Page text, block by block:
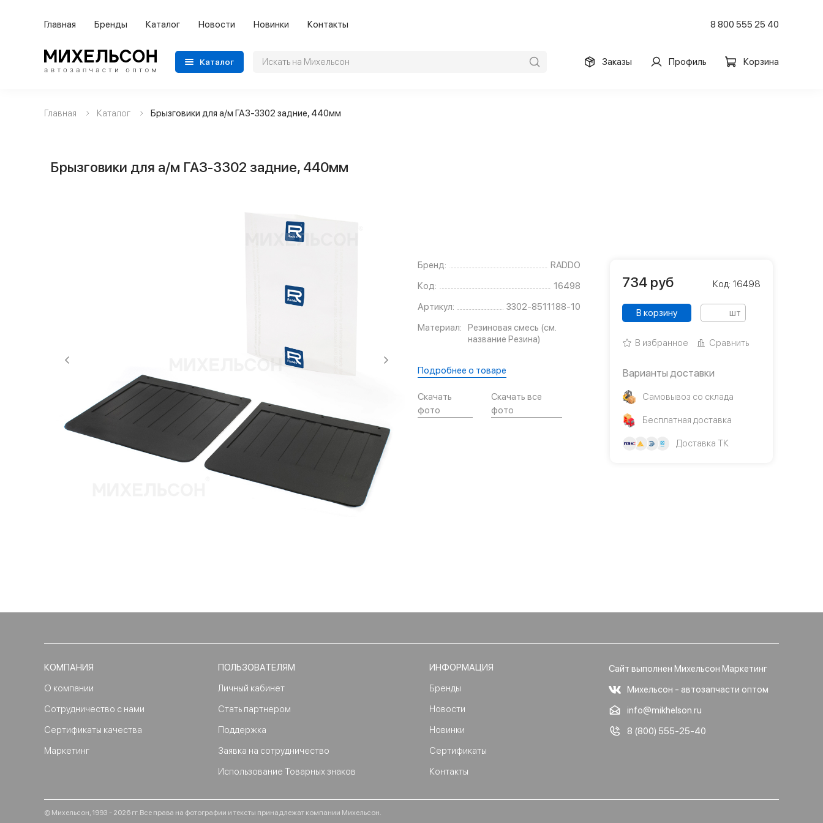
Главная Бренды Каталог Новости Новинки Контакты 8 800 555 25 40
Каталог Заказы Профиль Корзина
Применяемость
Категории автозапчастей
Главная Каталог Брызговики для а/м ГАЗ-3302 задние, 440мм
Брызговики для а/м ГАЗ-3302 задние, 440мм
Бренд:
RADDO
Код:
16498
Артикул:
3302-8511188-10
Материал:
Резиновая смесь (см.
название Резина)
Подробнее о товаре
Скачать
фото
Скачать все
фото
734 руб Код: 16498
В корзину шт
В избранное Сравнить
Варианты доставки
Самовывоз со склада
Бесплатная доставка
Доставка ТК
КОМПАНИЯ
О компании
Сотрудничество с нами
Сертификаты качества
Маркетинг
ПОЛЬЗОВАТЕЛЯМ
Личный кабинет
Стать партнером
Поддержка
Заявка на сотрудничество
Использование Товарных знаков
ИНФОРМАЦИЯ
Бренды
Новости
Новинки
Сертификаты
Контакты
Сайт выполнен Михельсон Маркетинг
Михельсон - автозапчасти оптом
info@mikhelson.ru
8 (800) 555-25-40
© Михельсон, 1993 - 2026 гг. Все права на фотографии и тексты принадлежат компании Михельсон.